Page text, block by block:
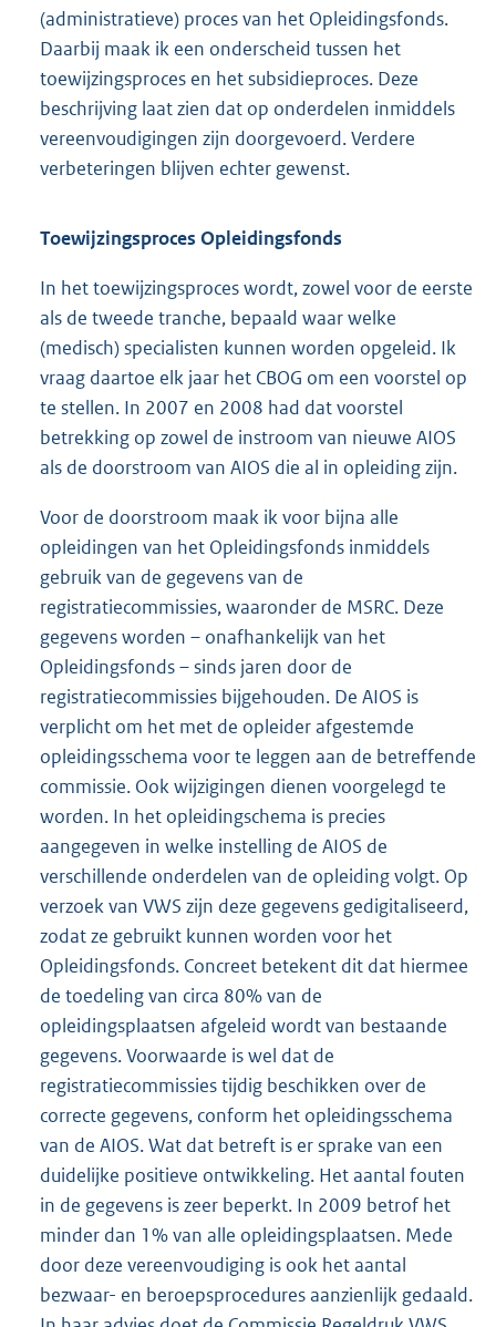
(administratieve) proces van het Opleidingsfonds.
Daarbij maak ik een onderscheid tussen het
toewijzingsproces en het subsidieproces. Deze
beschrijving laat zien dat op onderdelen inmiddels
vereenvoudigingen zijn doorgevoerd. Verdere
verbeteringen blijven echter gewenst.
Toewijzingsproces Opleidingsfonds
In het toewijzingsproces wordt, zowel voor de eerste
als de tweede tranche, bepaald waar welke
(medisch) specialisten kunnen worden opgeleid. Ik
vraag daartoe elk jaar het CBOG om een voorstel op
te stellen. In 2007 en 2008 had dat voorstel
betrekking op zowel de instroom van nieuwe AIOS
als de doorstroom van AIOS die al in opleiding zijn.
Voor de doorstroom maak ik voor bijna alle
opleidingen van het Opleidingsfonds inmiddels
gebruik van de gegevens van de
registratiecommissies, waaronder de MSRC. Deze
gegevens worden – onafhankelijk van het
Opleidingsfonds – sinds jaren door de
registratiecommissies bijgehouden. De AIOS is
verplicht om het met de opleider afgestemde
opleidingsschema voor te leggen aan de betreffende
commissie. Ook wijzigingen dienen voorgelegd te
worden. In het opleidingschema is precies
aangegeven in welke instelling de AIOS de
verschillende onderdelen van de opleiding volgt. Op
verzoek van VWS zijn deze gegevens gedigitaliseerd,
zodat ze gebruikt kunnen worden voor het
Opleidingsfonds. Concreet betekent dit dat hiermee
de toedeling van circa 80% van de
opleidingsplaatsen afgeleid wordt van bestaande
gegevens. Voorwaarde is wel dat de
registratiecommissies tijdig beschikken over de
correcte gegevens, conform het opleidingsschema
van de AIOS. Wat dat betreft is er sprake van een
duidelijke positieve ontwikkeling. Het aantal fouten
in de gegevens is zeer beperkt. In 2009 betrof het
minder dan 1% van alle opleidingsplaatsen. Mede
door deze vereenvoudiging is ook het aantal
bezwaar- en beroepsprocedures aanzienlijk gedaald.